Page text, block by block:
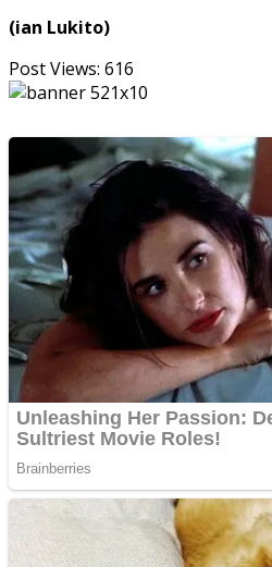
(ian Lukito)
Post Views: 616